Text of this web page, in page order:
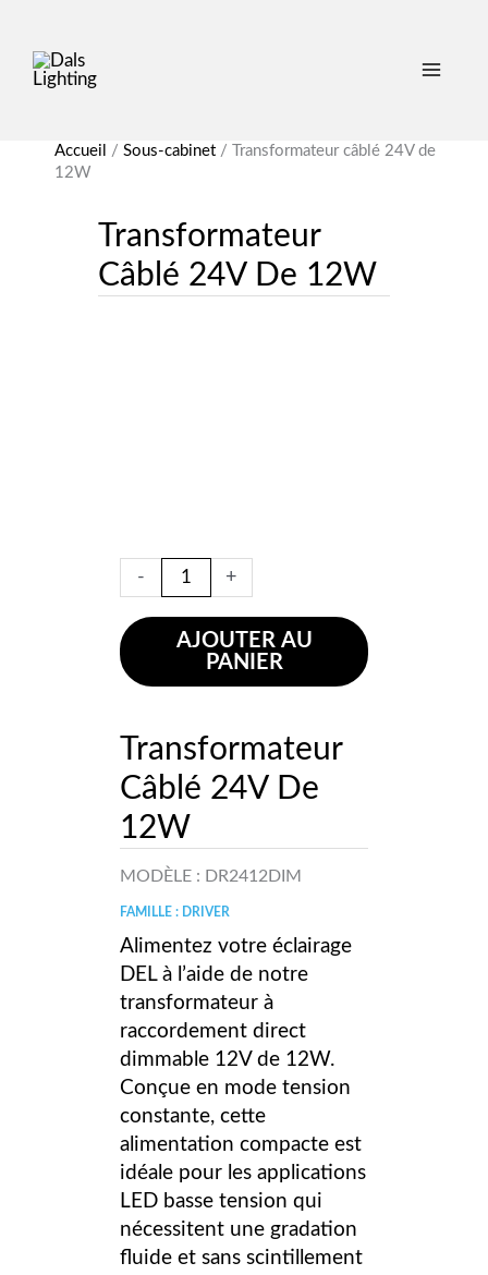
Accueil / Sous-cabinet / Transformateur câblé 24V de
12W
Transformateur
Câblé 24V De 12W
-
quantité
24V
de
12W
+
AJOUTER AU
PANIER
Transformateur
Câblé 24V De
12W
MODÈLE : DR2412DIM
FAMILLE : DRIVER
Alimentez votre éclairage
DEL à l’aide de notre
transformateur à
raccordement direct
dimmable 12V de 12W.
Conçue en mode tension
constante, cette
alimentation compacte est
idéale pour les applications
LED basse tension qui
nécessitent une gradation
fluide et sans scintillement
quantité
24V
de
12W